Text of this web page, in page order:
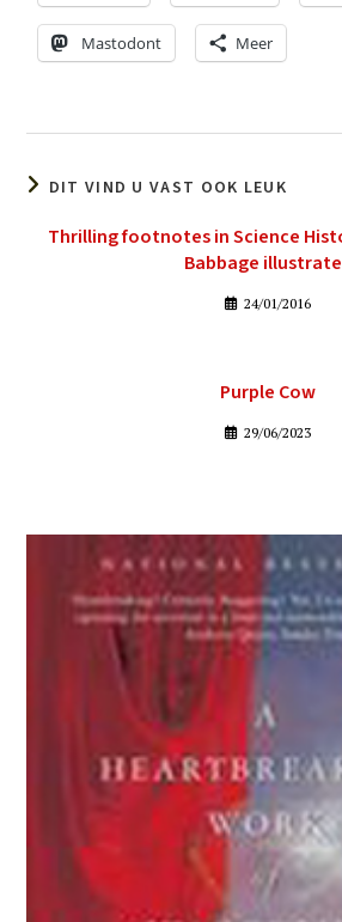
Mastodont Meer
DIT VIND U VAST OOK LEUK
Thrilling footnotes in Science
Babbage
24/01/2016
Purple Cow
29/06/2023